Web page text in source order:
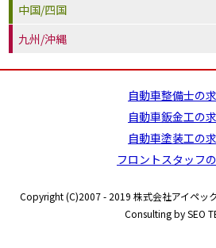
中国/四国
九州/沖縄
自動車整備士の
自動車鈑金工の
自動車塗装工の
フロントスタッフ
Copyright (C)2007 - 2019 株式会社アイペッ
Consulting by SEO